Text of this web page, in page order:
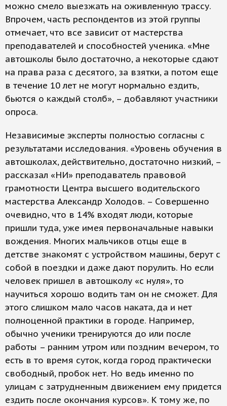
можно смело выезжать на оживленную трассу.
Впрочем, часть респондентов из этой группы
отмечает, что все зависит от мастерства
преподавателей и способностей ученика. «Мне
автошколы было достаточно, а некоторые сдают
на права раза с десятого, за взятки, а потом еще
в течение 10 лет не могут нормально ездить,
бьются о каждый столб», – добавляют участники
опроса.
Независимые эксперты полностью согласны с
результатами исследования. «Уровень обучения в
автошколах, действительно, достаточно низкий, –
рассказал «НИ» преподаватель правовой
грамотности Центра высшего водительского
мастерства Александр Холодов. – Совершенно
очевидно, что в 14% входят люди, которые
пришли туда, уже имея первоначальные навыки
вождения. Многих мальчиков отцы еще в
детстве знакомят с устройством машины, берут с
собой в поездки и даже дают порулить. Но если
человек пришел в автошколу «с нуля», то
научиться хорошо водить там он не сможет. Для
этого слишком мало часов наката, да и нет
полноценной практики в городе. Например,
обычно ученики тренируются до или после
работы – ранним утром или поздним вечером, то
есть в то время суток, когда город практически
свободный, пробок нет. Но ведь именно по
улицам с затрудненным движением ему придется
ездить после окончания курсов». К тому же, по